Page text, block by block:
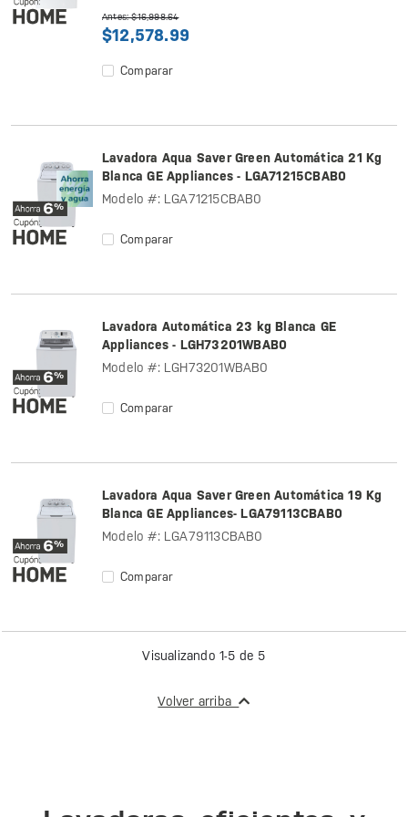
Antes: $16,998.64
$12,578.99
Comparar
Lavadora Aqua Saver Green Automática 21 Kg
Blanca GE Appliances - LGA71215CBAB0
Modelo #: LGA71215CBAB0
Comparar
Lavadora Automática 23 kg Blanca GE
Appliances - LGH73201WBAB0
Modelo #: LGH73201WBAB0
Comparar
Lavadora Aqua Saver Green Automática 19 Kg
Blanca GE Appliances- LGA79113CBAB0
Modelo #: LGA79113CBAB0
Comparar
Visualizando 1-5 de 5
Volver arriba